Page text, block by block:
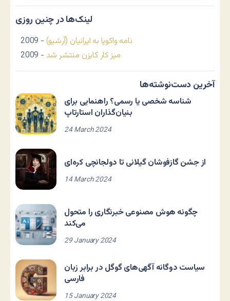
لینک‌ها در چنین روزی
نامه واکوپا به ایرانیان (آرشیو) - 2009
میز کار کایزن منتشر شد - 2009
آخرین دست‌نوشته‌ها
شناسه شخصی یا رسمی؟ راهنمایی برای
بنیان‌گذاران استارتاپ
24 March 2024
از جشن گازفوشان گیلانی تا دولجانچی کره‌ای
14 March 2024
چگونه هوش مصنوعی خبرنگاری را متحول
می‌کند
29 January 2024
سیاست دوگانه آگهی‌های گوگل در برابر زبان
فارسی
15 January 2024